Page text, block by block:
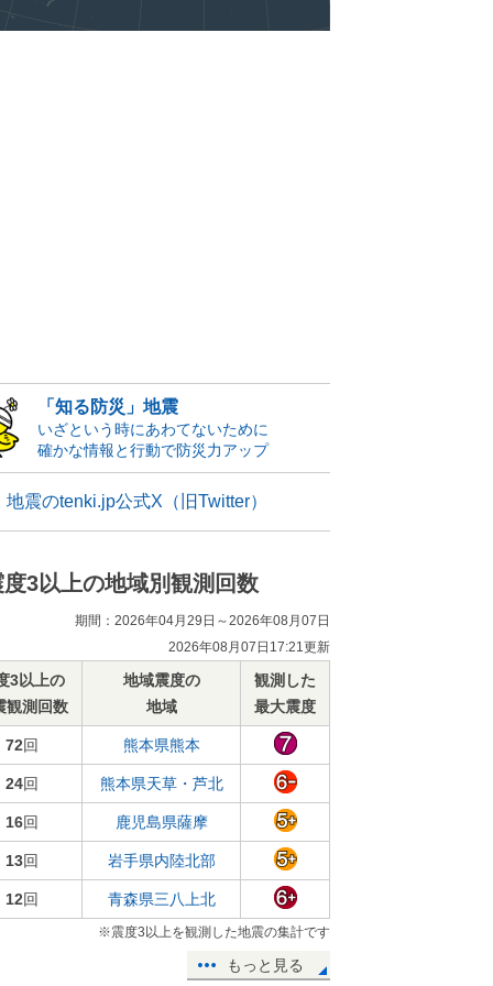
「知る防災」地震
いざという時にあわてないために
確かな情報と行動で防災力アップ
地震のtenki.jp公式X（旧Twitter）
度3以上の地域別観測回数
期間：2026年04月29日～2026年08月07日
2026年08月07日17:21更新
3以上の
観測回数
地域震度の
地域
観測した
最大震度
72回 熊本県熊本
24回 熊本県天草・芦北
16回 鹿児島県薩摩
13回 岩手県内陸北部
12回 青森県三八上北
※震度3以上を観測した地震の集計です
もっと見る